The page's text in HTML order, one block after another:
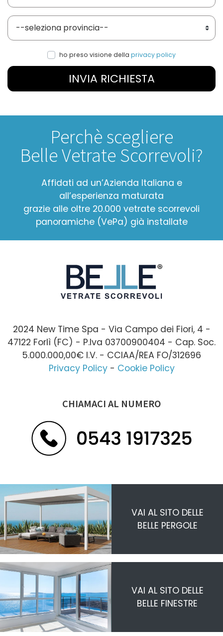
Provincia
ho preso visione della privacy policy
INVIA RICHIESTA
Perchè scegliere
Belle Vetrate Scorrevoli?
Affidati ad un’Azienda Italiana e
all’esperienza maturata
grazie alle oltre 20.000 vetrate scorrevoli
panoramiche (VePa) già installate
2024 New Time Spa - Via Campo dei Fiori, 4 -
47122 Forlì (FC) - P.Iva 03700900404 - Cap. Soc.
5.000.000,00€ I.V. - CCIAA/REA FO/312696
Privacy Policy- Cookie Policy
CHIAMACI AL NUMERO
VAI AL SITO DELLE
BELLE PERGOLE
VAI AL SITO DELLE
BELLE FINESTRE